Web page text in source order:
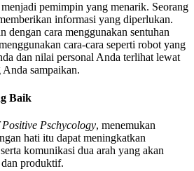
pemimpin yang menarik. Seorang
informasi yang diperlukan.
dengan cara menggunakan sentuhan
cara-cara seperti robot yang
dan nilai personal Anda terlihat lewat
sampaikan.
Baik
Pschycology, menemukan
hati itu dapat meningkatkan
komunikasi dua arah yang akan
produktif.